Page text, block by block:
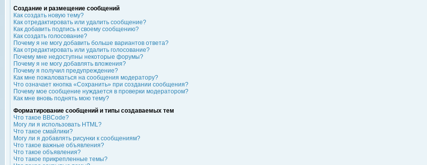
Создание и размещение сообщений
Как создать новую тему?
Как отредактировать или удалить сообщение?
Как добавить подпись к своему сообщению?
Как создать голосование?
Почему я не могу добавить больше вариантов ответа?
Как отредактировать или удалить голосование?
Почему мне недоступны некоторые форумы?
Почему я не могу добавлять вложения?
Почему я получил предупреждение?
Как мне пожаловаться на сообщения модератору?
Что означает кнопка «Сохранить» при создании сообщения?
Почему мое сообщение нуждается в проверки модератором?
Как мне вновь поднять мою тему?
Форматирование сообщений и типы создаваемых тем
Что такое BBCode?
Могу ли я использовать HTML?
Что такое смайлики?
Могу ли я добавлять рисунки к сообщениям?
Что такое важные объявления?
Что такое объявления?
Что такое прикрепленные темы?